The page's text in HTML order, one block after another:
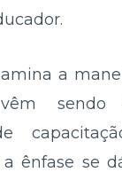
a
sendo
ênfase se